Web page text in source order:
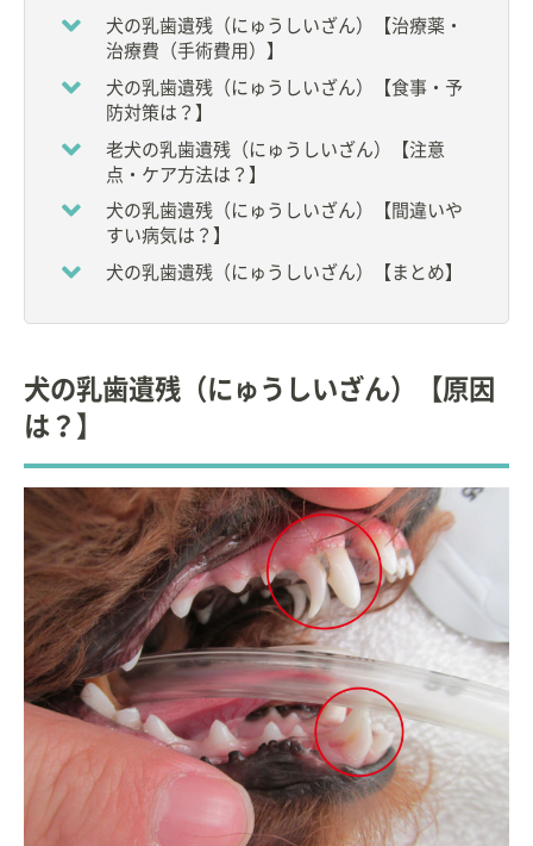
ーク理事
◆日本獣医臨床病理学会
◆社団法人 日本動物病院福祉協会
◆世界動物病院協会
◆小動物臨床研究会さくら会
◆PCM 研究会
その他の会に所属し、研究活動を精力的に行ってい
科非常勤講師（2012年～）
◇日本大学 生物資源科学部 獣医学科 高度臨床獣医学
「基礎から学ぶ小動物の歯科診療 Vol.1」interzoo
「基礎から学ぶ小動物の歯科診療 Vol.2」interzoo
犬の乳歯遺残（にゅうしいざん）【治療薬・
治療費（手術費用）】
犬の乳歯遺残（にゅうしいざん）【食事・予
防対策は？】
老犬の乳歯遺残（にゅうしいざん）【注意
点・ケア方法は？】
犬の乳歯遺残（にゅうしいざん）【間違いや
すい病気は？】
犬の乳歯遺残（にゅうしいざん）【まとめ】
犬の乳歯遺残（にゅうしいざん）【原因
は？】